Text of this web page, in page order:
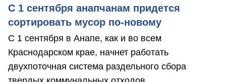
С 1 сентября анапчанам придется
сортировать мусор по-новому
С 1 сентября в Анапе, как и во всем
Краснодарском крае, начнет работать
двухпоточная система раздельного сбора